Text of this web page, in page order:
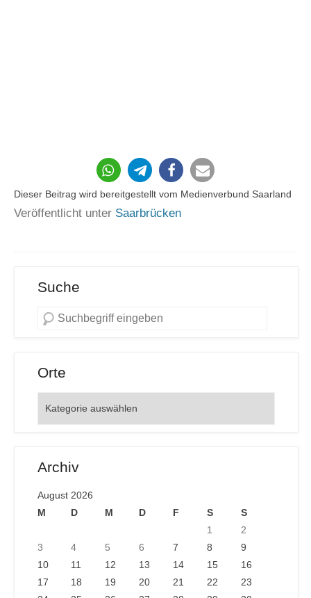
201
Dieser Beitrag wird bereitgestellt vom Medienverbund Saarland
Veröffentlicht unter Saarbrücken
Suche
Orte
Archiv
August 2026
M
D M D F S
S
1
2
3
4 5 6 7 8
9
10
11 12 13 14 15
16
17
18 19 20 21 22
23